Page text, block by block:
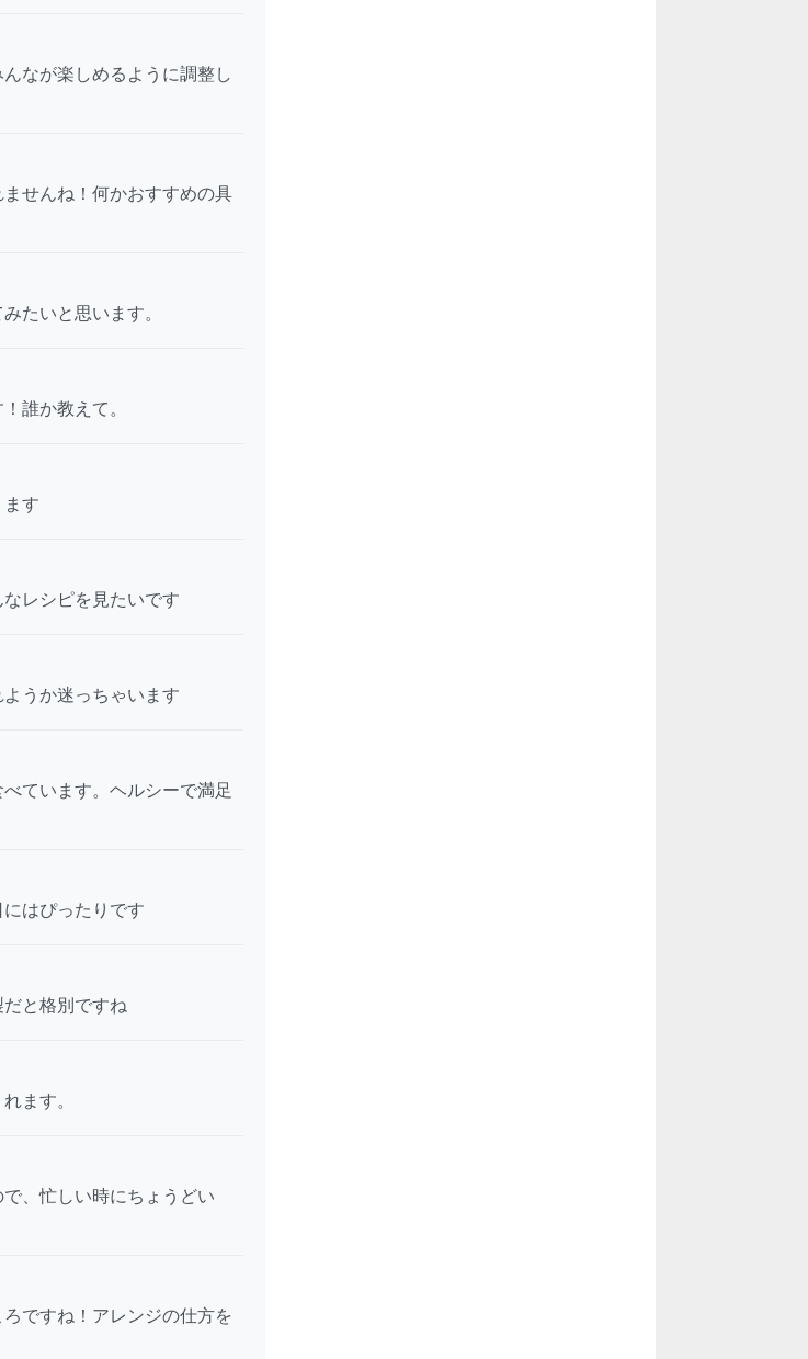
なが楽しめるように調整し
せんね！何かおすすめの具
たいと思います。
誰か教えて。
ます
レシピを見たいです
うか迷っちゃいます
ています。ヘルシーで満足
はぴったりです
と格別ですね
ます。
、忙しい時にちょうどい
ですね！アレンジの仕方を